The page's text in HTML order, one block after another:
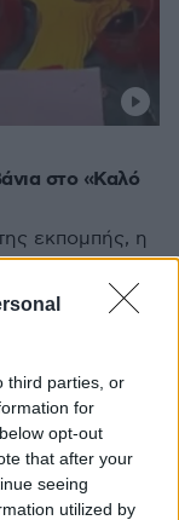
third parties, or
for
opt-out
that after your
seeing
utilized by
στο «Καλό
εκπομπής, η